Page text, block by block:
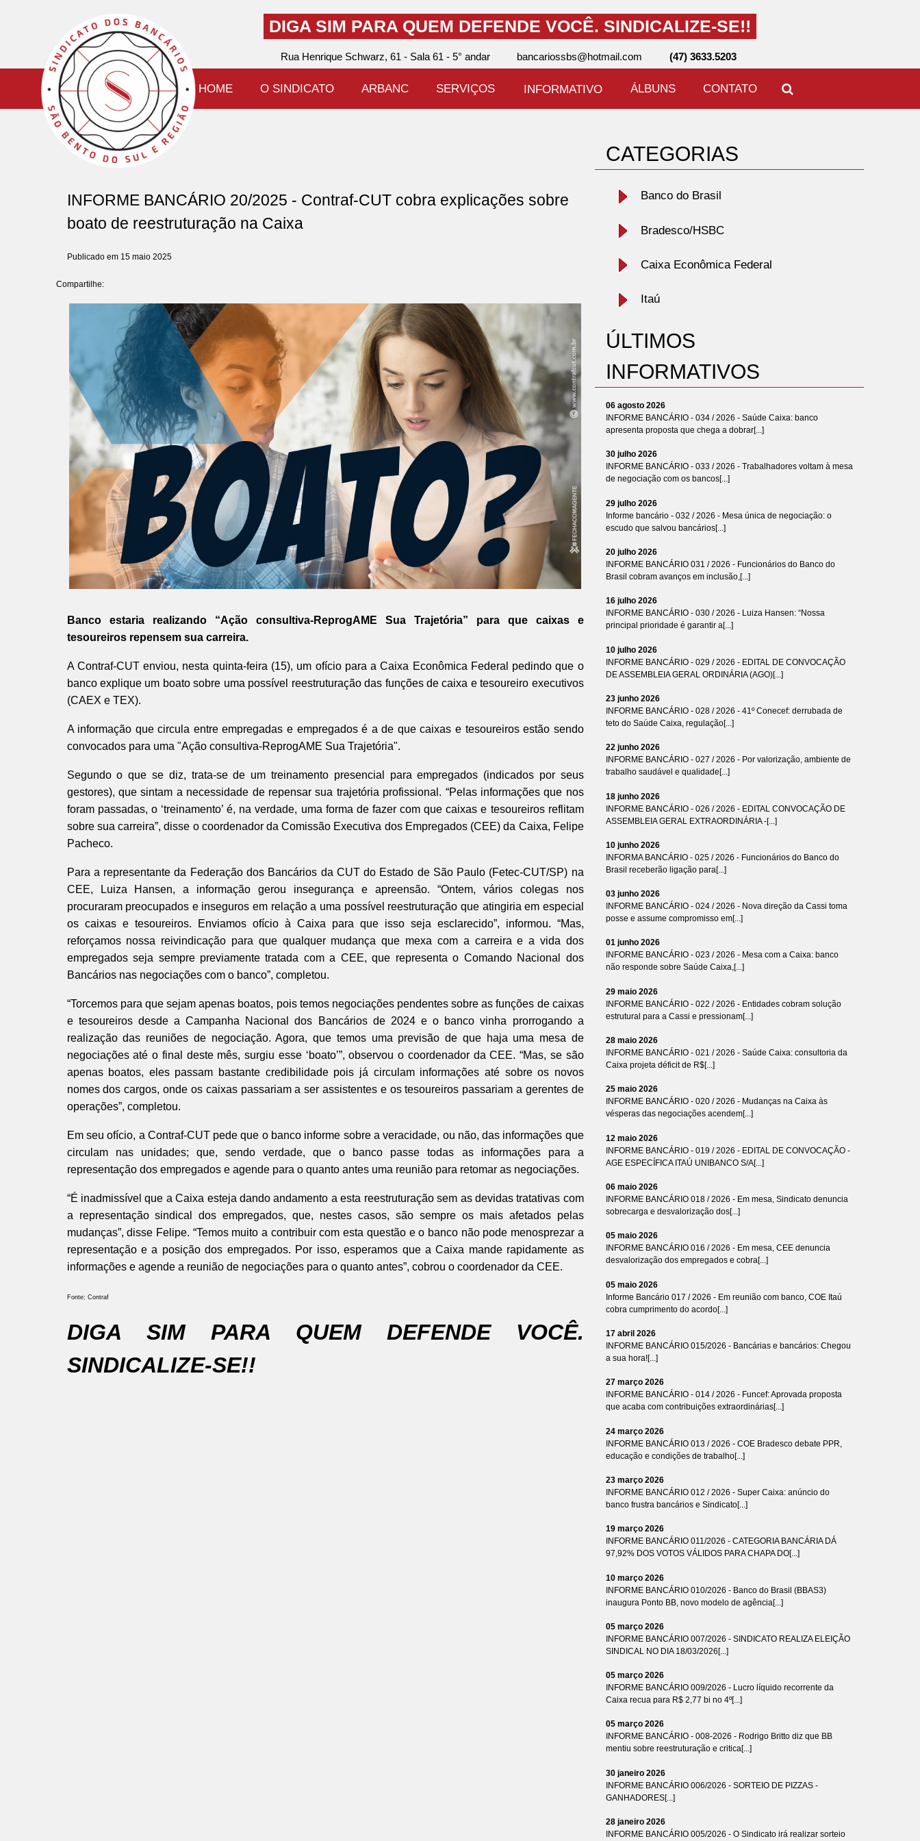
DIGA SIM PARA QUEM DEFENDE VOCÊ. SINDICALIZE-SE!!
Rua Henrique Schwarz, 61 - Sala 61 - 5° andar bancariossbs@hotmail.com (47) 3633.5203
HOME O SINDICATO ARBANC SERVIÇOS INFORMATIVO ÁLBUNS CONTATO
INFORME BANCÁRIO 20/2025 - Contraf-CUT cobra explicações sobre
boato de reestruturação na Caixa
Publicado em 15 maio 2025
Compartilhe:
Banco estaria realizando “Ação consultiva-ReprogAME Sua Trajetória” para que caixas e
tesoureiros repensem sua carreira.
A Contraf-CUT enviou, nesta quinta-feira (15), um ofício para a Caixa Econômica Federal pedindo que o
banco explique um boato sobre uma possível reestruturação das funções de caixa e tesoureiro executivos
(CAEX e TEX).
A informação que circula entre empregadas e empregados é a de que caixas e tesoureiros estão sendo
convocados para uma "Ação consultiva-ReprogAME Sua Trajetória".
Segundo o que se diz, trata-se de um treinamento presencial para empregados (indicados por seus
gestores), que sintam a necessidade de repensar sua trajetória profissional. “Pelas informações que nos
foram passadas, o ‘treinamento’ é, na verdade, uma forma de fazer com que caixas e tesoureiros reflitam
sobre sua carreira”, disse o coordenador da Comissão Executiva dos Empregados (CEE) da Caixa, Felipe
Pacheco.
Para a representante da Federação dos Bancários da CUT do Estado de São Paulo (Fetec-CUT/SP) na
CEE, Luiza Hansen, a informação gerou insegurança e apreensão. “Ontem, vários colegas nos
procuraram preocupados e inseguros em relação a uma possível reestruturação que atingiria em especial
os caixas e tesoureiros. Enviamos ofício à Caixa para que isso seja esclarecido”, informou. “Mas,
reforçamos nossa reivindicação para que qualquer mudança que mexa com a carreira e a vida dos
empregados seja sempre previamente tratada com a CEE, que representa o Comando Nacional dos
Bancários nas negociações com o banco”, completou.
“Torcemos para que sejam apenas boatos, pois temos negociações pendentes sobre as funções de caixas
e tesoureiros desde a Campanha Nacional dos Bancários de 2024 e o banco vinha prorrogando a
realização das reuniões de negociação. Agora, que temos uma previsão de que haja uma mesa de
negociações até o final deste mês, surgiu esse ‘boato’”, observou o coordenador da CEE. “Mas, se são
apenas boatos, eles passam bastante credibilidade pois já circulam informações até sobre os novos
nomes dos cargos, onde os caixas passariam a ser assistentes e os tesoureiros passariam a gerentes de
operações”, completou.
Em seu ofício, a Contraf-CUT pede que o banco informe sobre a veracidade, ou não, das informações que
circulam nas unidades; que, sendo verdade, que o banco passe todas as informações para a
representação dos empregados e agende para o quanto antes uma reunião para retomar as negociações.
“É inadmissível que a Caixa esteja dando andamento a esta reestruturação sem as devidas tratativas com
a representação sindical dos empregados, que, nestes casos, são sempre os mais afetados pelas
mudanças”, disse Felipe. “Temos muito a contribuir com esta questão e o banco não pode menosprezar a
representação e a posição dos empregados. Por isso, esperamos que a Caixa mande rapidamente as
informações e agende a reunião de negociações para o quanto antes”, cobrou o coordenador da CEE.
Fonte; Contraf
DIGA SIM PARA QUEM DEFENDE VOCÊ.
SINDICALIZE-SE!!
CATEGORIAS
Banco do Brasil
Bradesco/HSBC
Caixa Econômica Federal
Itaú
ÚLTIMOS
INFORMATIVOS
06 agosto 2026
INFORME BANCÁRIO - 034 / 2026 - Saúde Caixa: banco
apresenta proposta que chega a dobrar[...]
30 julho 2026
INFORME BANCÁRIO - 033 / 2026 - Trabalhadores voltam à mesa
de negociação com os bancos[...]
29 julho 2026
Informe bancário - 032 / 2026 - Mesa única de negociação: o
escudo que salvou bancários[...]
20 julho 2026
INFORME BANCÁRIO 031 / 2026 - Funcionários do Banco do
Brasil cobram avanços em inclusão,[...]
16 julho 2026
INFORME BANCÁRIO - 030 / 2026 - Luiza Hansen: “Nossa
principal prioridade é garantir a[...]
10 julho 2026
INFORME BANCÁRIO - 029 / 2026 - EDITAL DE CONVOCAÇÃO
DE ASSEMBLEIA GERAL ORDINÁRIA (AGO)[...]
23 junho 2026
INFORME BANCÁRIO - 028 / 2026 - 41º Conecef: derrubada de
teto do Saúde Caixa, regulação[...]
22 junho 2026
INFORME BANCÁRIO - 027 / 2026 - Por valorização, ambiente de
trabalho saudável e qualidade[...]
18 junho 2026
INFORME BANCÁRIO - 026 / 2026 - EDITAL CONVOCAÇÃO DE
ASSEMBLEIA GERAL EXTRAORDINÁRIA -[...]
10 junho 2026
INFORMA BANCÁRIO - 025 / 2026 - Funcionários do Banco do
Brasil receberão ligação para[...]
03 junho 2026
INFORME BANCÁRIO - 024 / 2026 - Nova direção da Cassi toma
posse e assume compromisso em[...]
01 junho 2026
INFORME BANCÁRIO - 023 / 2026 - Mesa com a Caixa: banco
não responde sobre Saúde Caixa,[...]
29 maio 2026
INFORME BANCÁRIO - 022 / 2026 - Entidades cobram solução
estrutural para a Cassi e pressionam[...]
28 maio 2026
INFORME BANCÁRIO - 021 / 2026 - Saúde Caixa: consultoria da
Caixa projeta déficit de R$[...]
25 maio 2026
INFORME BANCÁRIO - 020 / 2026 - Mudanças na Caixa às
vésperas das negociações acendem[...]
12 maio 2026
INFORME BANCÁRIO - 019 / 2026 - EDITAL DE CONVOCAÇÃO -
AGE ESPECÍFICA ITAÚ UNIBANCO S/A[...]
06 maio 2026
INFORME BANCÁRIO 018 / 2026 - Em mesa, Sindicato denuncia
sobrecarga e desvalorização dos[...]
05 maio 2026
INFORME BANCÁRIO 016 / 2026 - Em mesa, CEE denuncia
desvalorização dos empregados e cobra[...]
05 maio 2026
Informe Bancário 017 / 2026 - Em reunião com banco, COE Itaú
cobra cumprimento do acordo[...]
17 abril 2026
INFORME BANCÁRIO 015/2026 - Bancárias e bancários: Chegou
a sua hora![...]
27 março 2026
INFORME BANCÁRIO - 014 / 2026 - Funcef: Aprovada proposta
que acaba com contribuições extraordinárias[...]
24 março 2026
INFORME BANCÁRIO 013 / 2026 - COE Bradesco debate PPR,
educação e condições de trabalho[...]
23 março 2026
INFORME BANCÁRIO 012 / 2026 - Super Caixa: anúncio do
banco frustra bancários e Sindicato[...]
19 março 2026
INFORME BANCÁRIO 011/2026 - CATEGORIA BANCÁRIA DÁ
97,92% DOS VOTOS VÁLIDOS PARA CHAPA DO[...]
10 março 2026
INFORME BANCÁRIO 010/2026 - Banco do Brasil (BBAS3)
inaugura Ponto BB, novo modelo de agência[...]
05 março 2026
INFORME BANCÁRIO 007/2026 - SINDICATO REALIZA ELEIÇÃO
SINDICAL NO DIA 18/03/2026[...]
05 março 2026
INFORME BANCÁRIO 009/2026 - Lucro líquido recorrente da
Caixa recua para R$ 2,77 bi no 4º[...]
05 março 2026
INFORME BANCÁRIO - 008-2026 - Rodrigo Britto diz que BB
mentiu sobre reestruturação e critica[...]
30 janeiro 2026
INFORME BANCÁRIO 006/2026 - SORTEIO DE PIZZAS -
GANHADORES[...]
28 janeiro 2026
INFORME BANCÁRIO 005/2026 - O Sindicato irá realizar sorteio